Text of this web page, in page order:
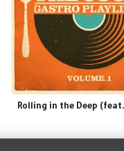
Rolling in the Deep